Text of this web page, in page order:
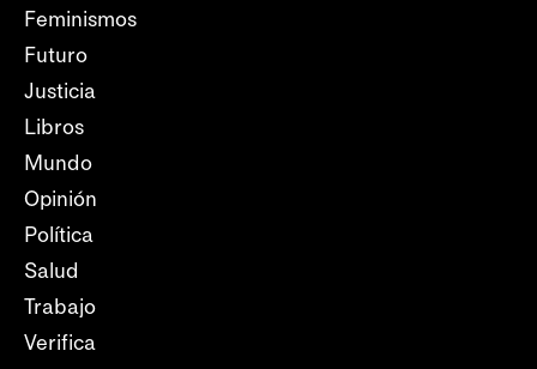
Feminismos
Futuro
Justicia
Libros
Mundo
Opinión
Política
Salud
Trabajo
Verifica